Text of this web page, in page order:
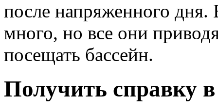
после напряженного
много, но все они
посещать бассейн.
Получить справку в